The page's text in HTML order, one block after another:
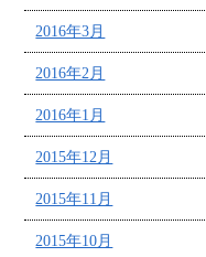
2016年3月
2016年2月
2016年1月
2015年12月
2015年11月
2015年10月